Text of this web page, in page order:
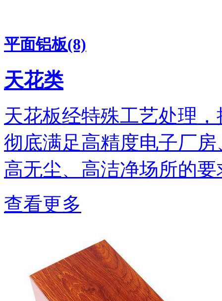
平面铝板(8)
天花类
天花板经特殊工艺处理
彻底满足高精度电子厂
高无尘、高洁净场所的要
查看更多